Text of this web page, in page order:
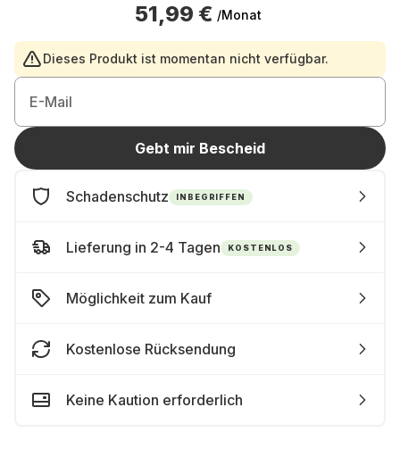
51,99 € /Monat
Dieses Produkt ist momentan nicht verfügbar.
E-Mail
Gebt mir Bescheid
Schadenschutz INBEGRIFFEN
Lieferung in 2-4 Tagen KOSTENLOS
Möglichkeit zum Kauf
Kostenlose Rücksendung
Keine Kaution erforderlich